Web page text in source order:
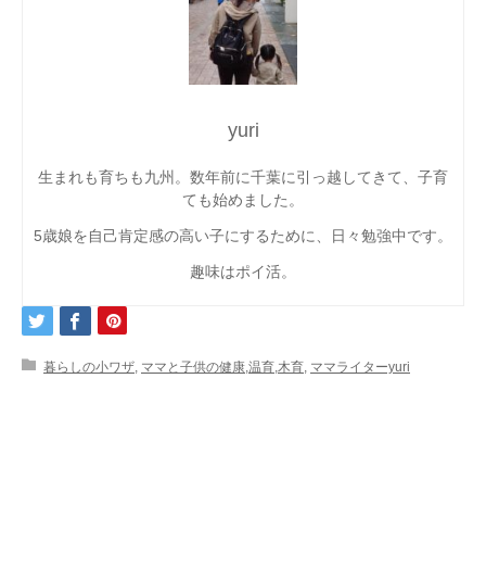
yuri
生まれも育ちも九州。数年前に千葉に引っ越してきて、子育
ても始めました。
5歳娘を自己肯定感の高い子にするために、日々勉強中です。
趣味はポイ活。
暮らしの小ワザ, ママと子供の健康,温育,木育, ママライターyuri